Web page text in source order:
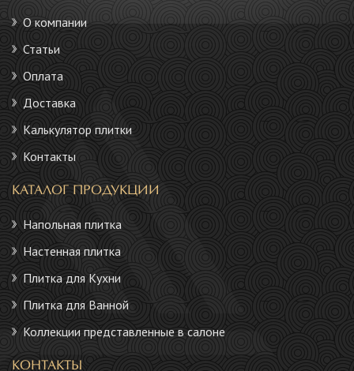
О компании
Статьи
Оплата
Доставка
Калькулятор плитки
Контакты
КАТАЛОГ ПРОДУКЦИИ
Напольная плитка
Настенная плитка
Плитка для Кухни
Плитка для Ванной
Коллекции представленные в салоне
КОНТАКТЫ